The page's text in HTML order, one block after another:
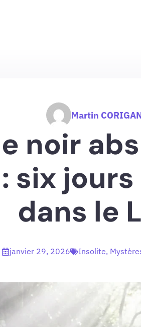
Martin
noir
six
dans le
janvier 29, 2026 Insolite,